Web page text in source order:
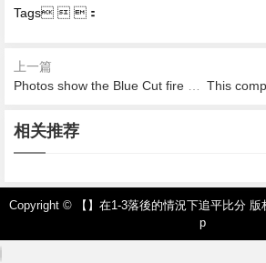
Tags  ：
上一篇
Photos show the Blue Cut fire blazing a path of destruction in California
相关推荐
Twitter grants everyone acce
ss to quality filter for tweet no
Cancel culture is named Mac
quarie Dictionary's word of th
Katy Perry talks 'Rise,' her ne
xt batch of songs, and how to
Copyright © 【】在1-3落後的情況下追平比分 版
p